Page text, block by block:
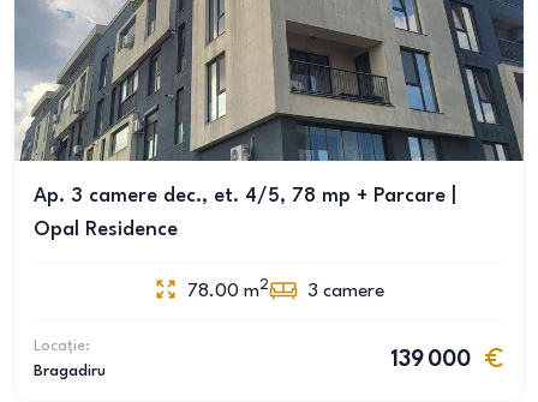
Ap. 3 camere dec., et. 4/5, 78 mp + Parcare |
Opal Residence
78.00 m2 3 camere
Locație:
Bragadiru
139 000